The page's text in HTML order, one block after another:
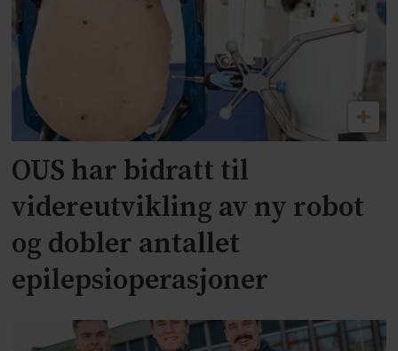
OUS har bidratt til
videreutvikling av ny robot
og dobler antallet
epilepsioperasjoner